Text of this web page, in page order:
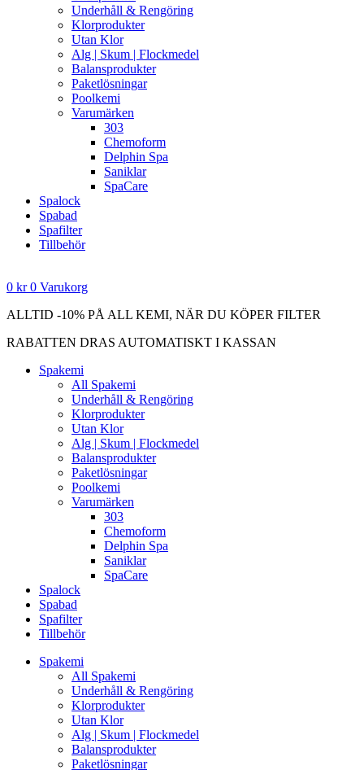
Underhåll & Rengöring
Klorprodukter
Utan Klor
Alg | Skum | Flockmedel
Balansprodukter
Paketlösningar
Poolkemi
Varumärken
303
Chemoform
Delphin Spa
Saniklar
SpaCare
Spalock
Spabad
Spafilter
Tillbehör
0 kr 0 Varukorg
ALLTID -10% PÅ ALL KEMI, NÄR DU KÖPER FILTER
RABATTEN DRAS AUTOMATISKT I KASSAN
Spakemi
All Spakemi
Underhåll & Rengöring
Klorprodukter
Utan Klor
Alg | Skum | Flockmedel
Balansprodukter
Paketlösningar
Poolkemi
Varumärken
303
Chemoform
Delphin Spa
Saniklar
SpaCare
Spalock
Spabad
Spafilter
Tillbehör
Spakemi
All Spakemi
Underhåll & Rengöring
Klorprodukter
Utan Klor
Alg | Skum | Flockmedel
Balansprodukter
Paketlösningar